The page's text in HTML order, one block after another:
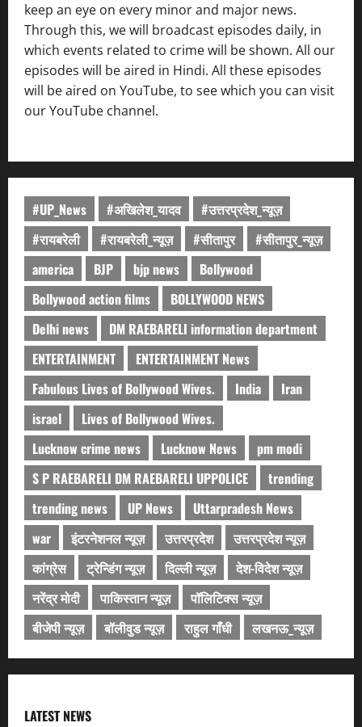
keep an eye on every minor and major news.
Through this, we will broadcast episodes daily, in
which events related to crime will be shown. All our
episodes will be aired in Hindi. All these episodes
will be aired on YouTube, to see which you can visit
our YouTube channel.
#UP_News #अखिलेश_यादव
#उत्तरप्रदेश_न्यूज़
#रायबरेली
#रायबरेली_न्यूज़ #सीतापुर
#सीतापुर_न्यूज़
america
BJP bjp news
Bollywood
Bollywood action films
BOLLYWOOD NEWS
Delhi news
DM RAEBARELI information department
ENTERTAINMENT
ENTERTAINMENT News
Fabulous Lives of Bollywood Wives.
India
Iran
israel
Lives of Bollywood Wives.
Lucknow crime news
Lucknow News
pm modi
S P RAEBARELI DM RAEBARELI UPPOLICE
trending
trending news
UP News
Uttarpradesh News
war
इंटरनेशनल न्यूज़ उत्तरप्रदेश
उत्तरप्रदेश न्यूज़
कांग्रेस
ट्रेन्डिंग न्यूज़ दिल्ली न्यूज़
देश-विदेश न्यूज़
नरेंद्र मोदी
पाकिस्तान न्यूज़
पॉलिटिक्स न्यूज़
बीजेपी न्यूज़
बॉलीवुड न्यूज़ राहुल गाँधी लखनऊ_न्यूज़
LATEST NEWS